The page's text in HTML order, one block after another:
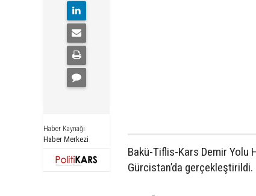
Haber Kaynağı
Haber Merkezi
Bakü-Tiflis-Kars Demir Yolu
Gürcistan’da gerçekleştirildi.